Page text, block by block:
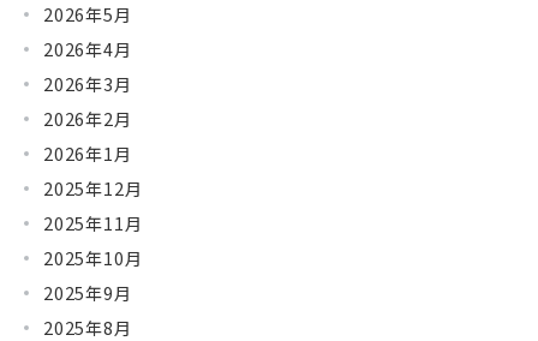
2026年5月
2026年4月
2026年3月
2026年2月
2026年1月
2025年12月
2025年11月
2025年10月
2025年9月
2025年8月